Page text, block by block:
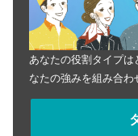
あなたの役割タイプ
なたの強みを組み合わ